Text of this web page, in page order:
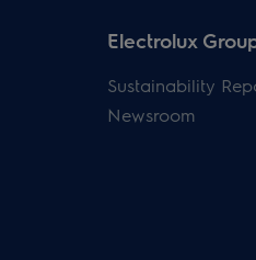
Electrolux
Sustainability
Newsroom